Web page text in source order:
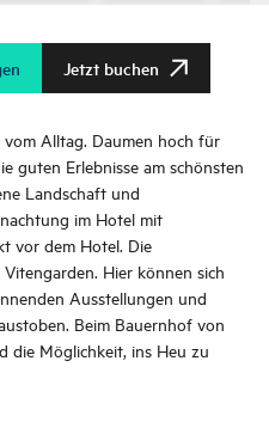
Jetzt buchen
Alltag. Daumen hoch für
guten Erlebnisse am schönsten
Landschaft und
im Hotel mit
vor dem Hotel. Die
Hier können sich
Ausstellungen und
Beim Bauernhof von
die Möglichkeit, ins Heu zu